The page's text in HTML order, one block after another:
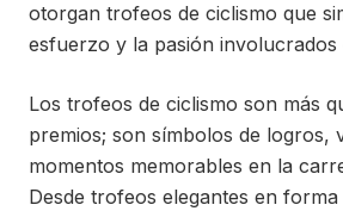
otorgan trofeos de ciclismo que
esfuerzo y la pasión involucrados
Los trofeos de ciclismo son más
premios; son símbolos de logros,
momentos memorables en la
Desde trofeos elegantes en